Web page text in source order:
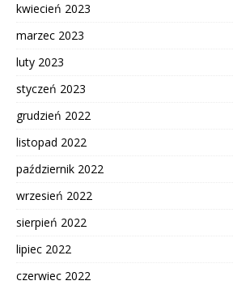
kwiecień 2023
marzec 2023
luty 2023
styczeń 2023
grudzień 2022
listopad 2022
październik 2022
wrzesień 2022
sierpień 2022
lipiec 2022
czerwiec 2022